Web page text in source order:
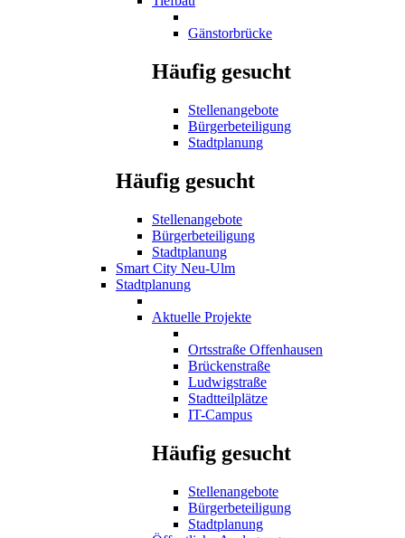
Gänstorbrücke
Häufig gesucht
Stellenangebote
Bürgerbeteiligung
Stadtplanung
Häufig gesucht
Stellenangebote
Bürgerbeteiligung
Stadtplanung
Smart City Neu-Ulm
Stadtplanung
Aktuelle Projekte
Ortsstraße Offenhausen
Brückenstraße
Ludwigstraße
Stadtteilplätze
IT-Campus
Häufig gesucht
Stellenangebote
Bürgerbeteiligung
Stadtplanung